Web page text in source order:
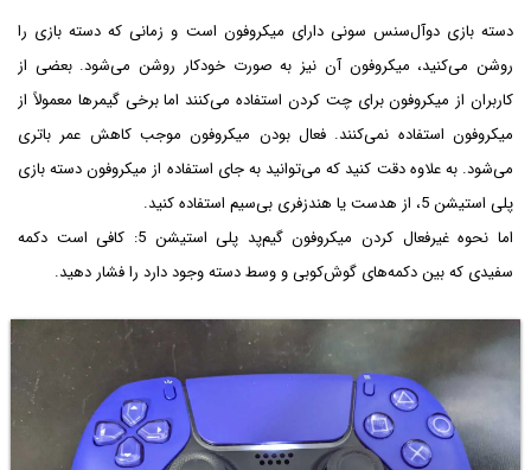
دسته بازی دوآل‌سنس سونی دارای میکروفون است و زمانی که دسته بازی را
روشن می‌کنید، میکروفون آن نیز به صورت خودکار روشن می‌شود. بعضی از
کاربران از میکروفون برای چت کردن استفاده می‌کنند اما برخی گیمرها معمولاً از
میکروفون استفاده نمی‌کنند. فعال بودن میکروفون موجب کاهش عمر باتری
می‌شود. به علاوه دقت کنید که می‌توانید به جای استفاده از میکروفون دسته بازی
پلی استیشن 5، از هدست یا هندزفری بی‌سیم استفاده کنید.
اما نحوه غیرفعال کردن میکروفون گیم‌پد پلی استیشن 5: کافی است دکمه
سفیدی که بین دکمه‌های گوش‌کوبی و وسط دسته وجود دارد را فشار دهید.